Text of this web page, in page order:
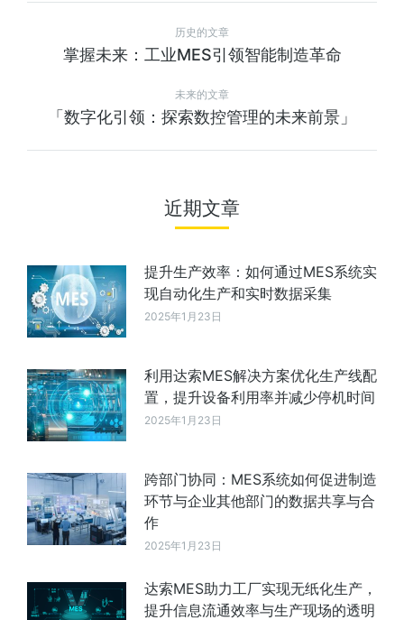
历史的文章
掌握未来：工业MES引领智能制造革命
未来的文章
「数字化引领：探索数控管理的未来前景」
近期文章
提升生产效率：如何通过MES系统实
现自动化生产和实时数据采集
2025年1月23日
利用达索MES解决方案优化生产线配
置，提升设备利用率并减少停机时间
2025年1月23日
跨部门协同：MES系统如何促进制造
环节与企业其他部门的数据共享与合
作
2025年1月23日
达索MES助力工厂实现无纸化生产，
提升信息流通效率与生产现场的透明